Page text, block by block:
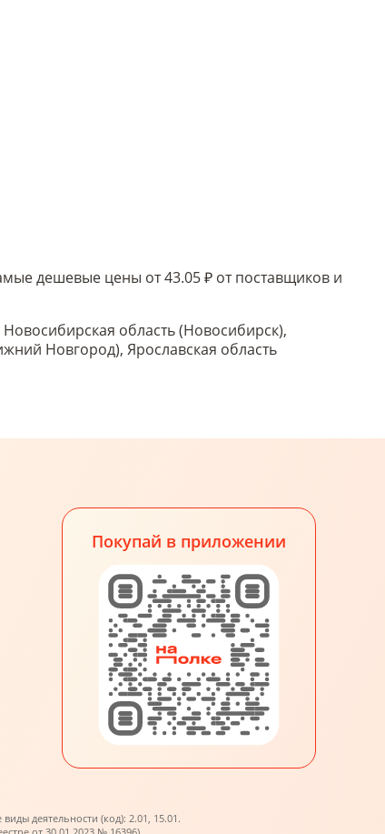
дешевые цены от 43.05 ₽ от поставщиков и
область (Новосибирск),
Новгород), Ярославская область
Покупай в приложении
деятельности (код): 2.01, 15.01.